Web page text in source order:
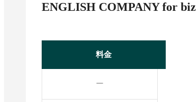
ENGLISH COMPANY for biz
料金
ー